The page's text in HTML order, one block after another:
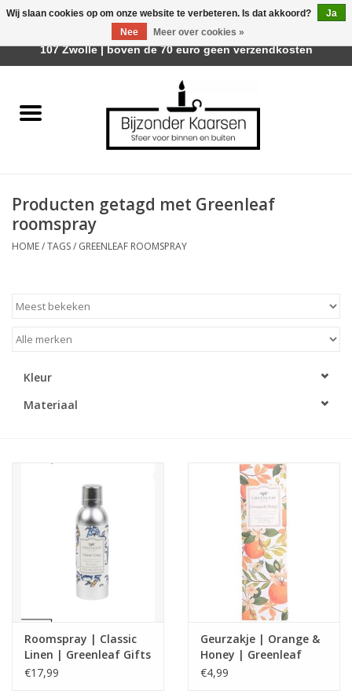
Räder Design Stories
Geurkaarsen
Tafelhaarden
Kaarsenhouders
LED Kaarsen
Merken
Producten getagd met Greenleaf
roomspray
HOME/TAGS/ GREENLEAF ROOMSPRAY
Kleur
Materiaal
Roomspray | Classic
Linen | Greenleaf Gifts
€17,99
Geurzakje | Orange &
Honey | Greenleaf
Gifts
€4,99
Wij slaan cookies op om onze website te verbeteren. Is dat akkoord?
Ja
Nee
Meer over cookies »
Afhalen is mogelijk bij Trotz Woon & Cadeau | Belvederelaan
107 Zwolle | boven de 70 euro geen verzendkosten